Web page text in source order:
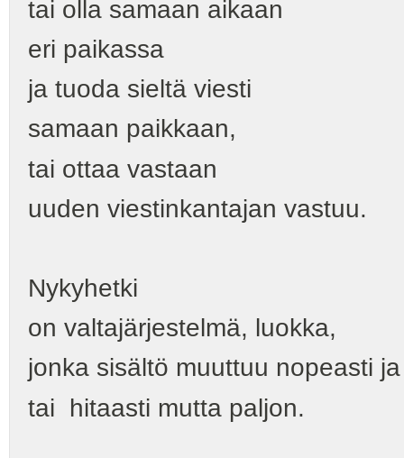
tai olla samaan aikaan
eri paikassa
ja tuoda sieltä viesti
samaan paikkaan,
tai ottaa vastaan
uuden viestinkantajan vastuu.
Nykyhetki
on valtajärjestelmä, luokka,
jonka sisältö muuttuu nopeasti
tai hitaasti mutta paljon.